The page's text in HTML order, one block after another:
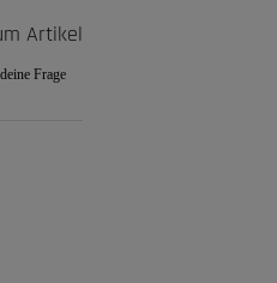
Artikel
Frage